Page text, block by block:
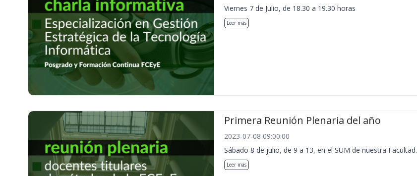
Viernes 7 de Julio, de 18.30 a 19.30 horas
Leer más
Primera Reunión Plenaria del año
2023-07-08 09:00:00
Sábado 8 de julio, de 9 a 13, en el SUM de nuestra Facultad.
Leer más